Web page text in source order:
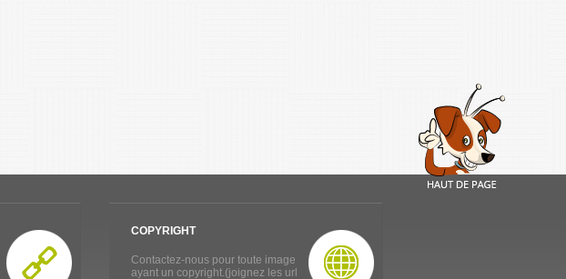
COPYRIGHT
Contactez-nous pour toute image
ayant un copyright.(joignez les url